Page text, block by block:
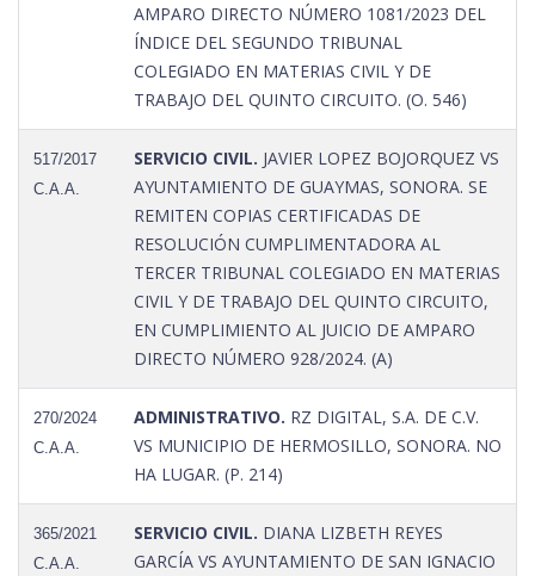
AMPARO DIRECTO NÚMERO 1081/2023 DEL
ÍNDICE DEL SEGUNDO TRIBUNAL
COLEGIADO EN MATERIAS CIVIL Y DE
TRABAJO DEL QUINTO CIRCUITO. (O. 546)
517/2017
C.A.A.
SERVICIO CIVIL. JAVIER LOPEZ BOJORQUEZ VS
AYUNTAMIENTO DE GUAYMAS, SONORA. SE
REMITEN COPIAS CERTIFICADAS DE
RESOLUCIÓN CUMPLIMENTADORA AL
TERCER TRIBUNAL COLEGIADO EN MATERIAS
CIVIL Y DE TRABAJO DEL QUINTO CIRCUITO,
EN CUMPLIMIENTO AL JUICIO DE AMPARO
DIRECTO NÚMERO 928/2024. (A)
270/2024
C.A.A.
ADMINISTRATIVO. RZ DIGITAL, S.A. DE C.V.
VS MUNICIPIO DE HERMOSILLO, SONORA. NO
HA LUGAR. (P. 214)
365/2021
C.A.A.
SERVICIO CIVIL. DIANA LIZBETH REYES
GARCÍA VS AYUNTAMIENTO DE SAN IGNACIO